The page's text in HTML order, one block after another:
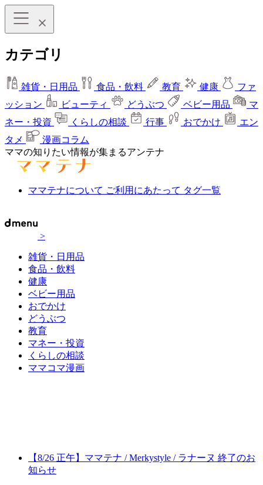
カテゴリ
雑貨・日用品 食品・飲料 教育 健康
ファ
ッション
ビューティ どうぶつ ベビー用品
マ
ネー・投資
くらしの相談 行事 おでかけ
エン
タメ
漫画コラム
ママの知りたい情報が集まるアンテナ
ママテナについて ご利用にあたって タグ一覧
>
雑貨・日用品
食品・飲料
健康
ベビー用品
おでかけ
どうぶつ
教育
マネー・投資
くらしの相談
ママコマ漫画
【8/26 正午】ママテナ / Merkystyle / ラナーヌ 終了のお
知らせ